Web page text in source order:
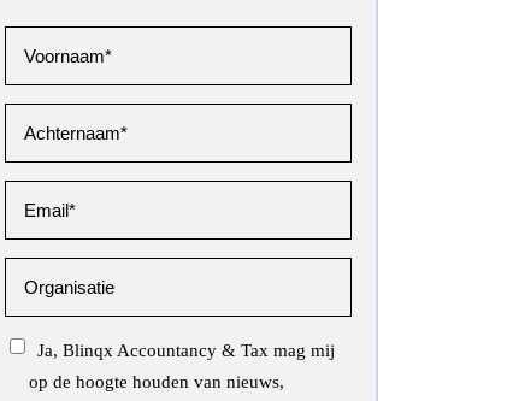
Ja, Blinqx Accountancy & Tax mag mij
op de hoogte houden van nieuws,